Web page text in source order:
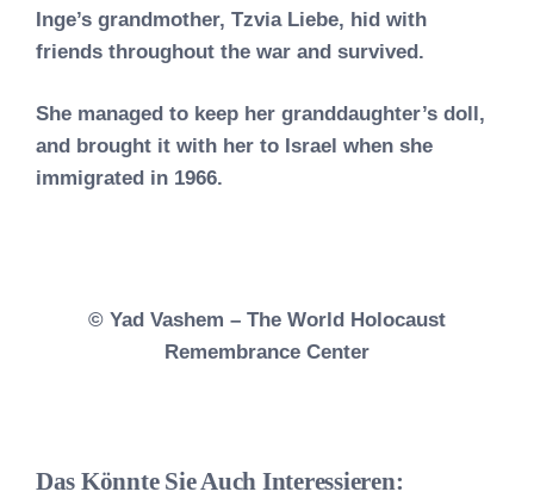
Inge’s grandmother, Tzvia Liebe, hid with
friends throughout the war and survived.
She managed to keep her granddaughter’s doll,
and brought it with her to Israel when she
immigrated in 1966.⁠
© Yad Vashem – The World Holocaust
Remembrance Center
Das Könnte Sie Auch Interessieren: